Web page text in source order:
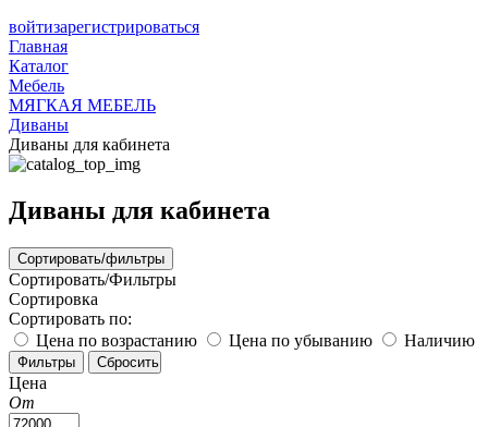
войтизарегистрироваться
Главная
Каталог
Мебель
МЯГКАЯ МЕБЕЛЬ
Диваны
Диваны для кабинета
Диваны для кабинета
Сортировать/фильтры
Сортировать/Фильтры
Сортировка
Сортировать по:
Цена по возрастанию
Цена по убыванию Наличию
Цена
От